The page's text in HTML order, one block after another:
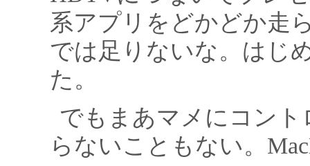
系アプリをどかどか走
では足りないな。はじ
た。
でもまあマメにコン
らないこともない。